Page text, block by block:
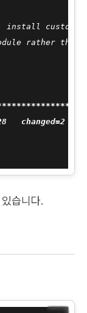
install custom
rather than
************
습니다.